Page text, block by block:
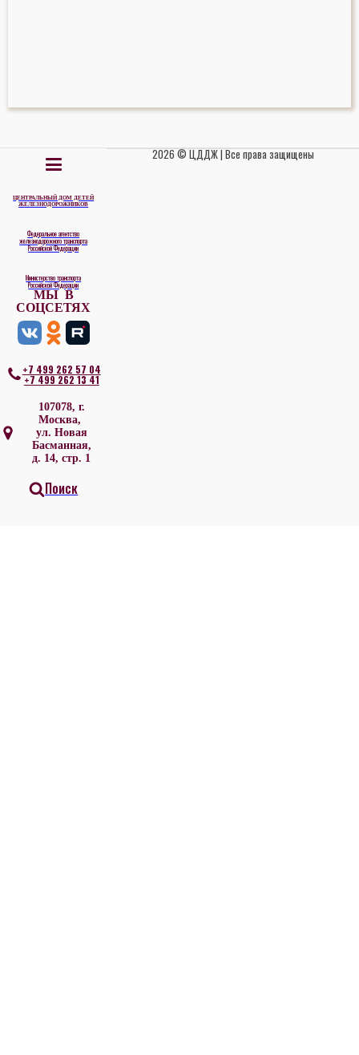
ЦЕНТРАЛЬНЫЙ ДОМ ДЕТЕЙ
ЖЕЛЕЗНОДОРОЖНИКОВ
Федеральное агентство
железнодорожного транспорта
Российской Федерации
Министерство транспорта
Российской Федерации
МЫ В
СОЦСЕТЯХ
+7 499 262 57 04
+7 499 262 13 41
107078, г.
Москва,
ул. Новая
Басманная,
д. 14, стр. 1
Поиск
2026 © ЦДДЖ | Все права защищены